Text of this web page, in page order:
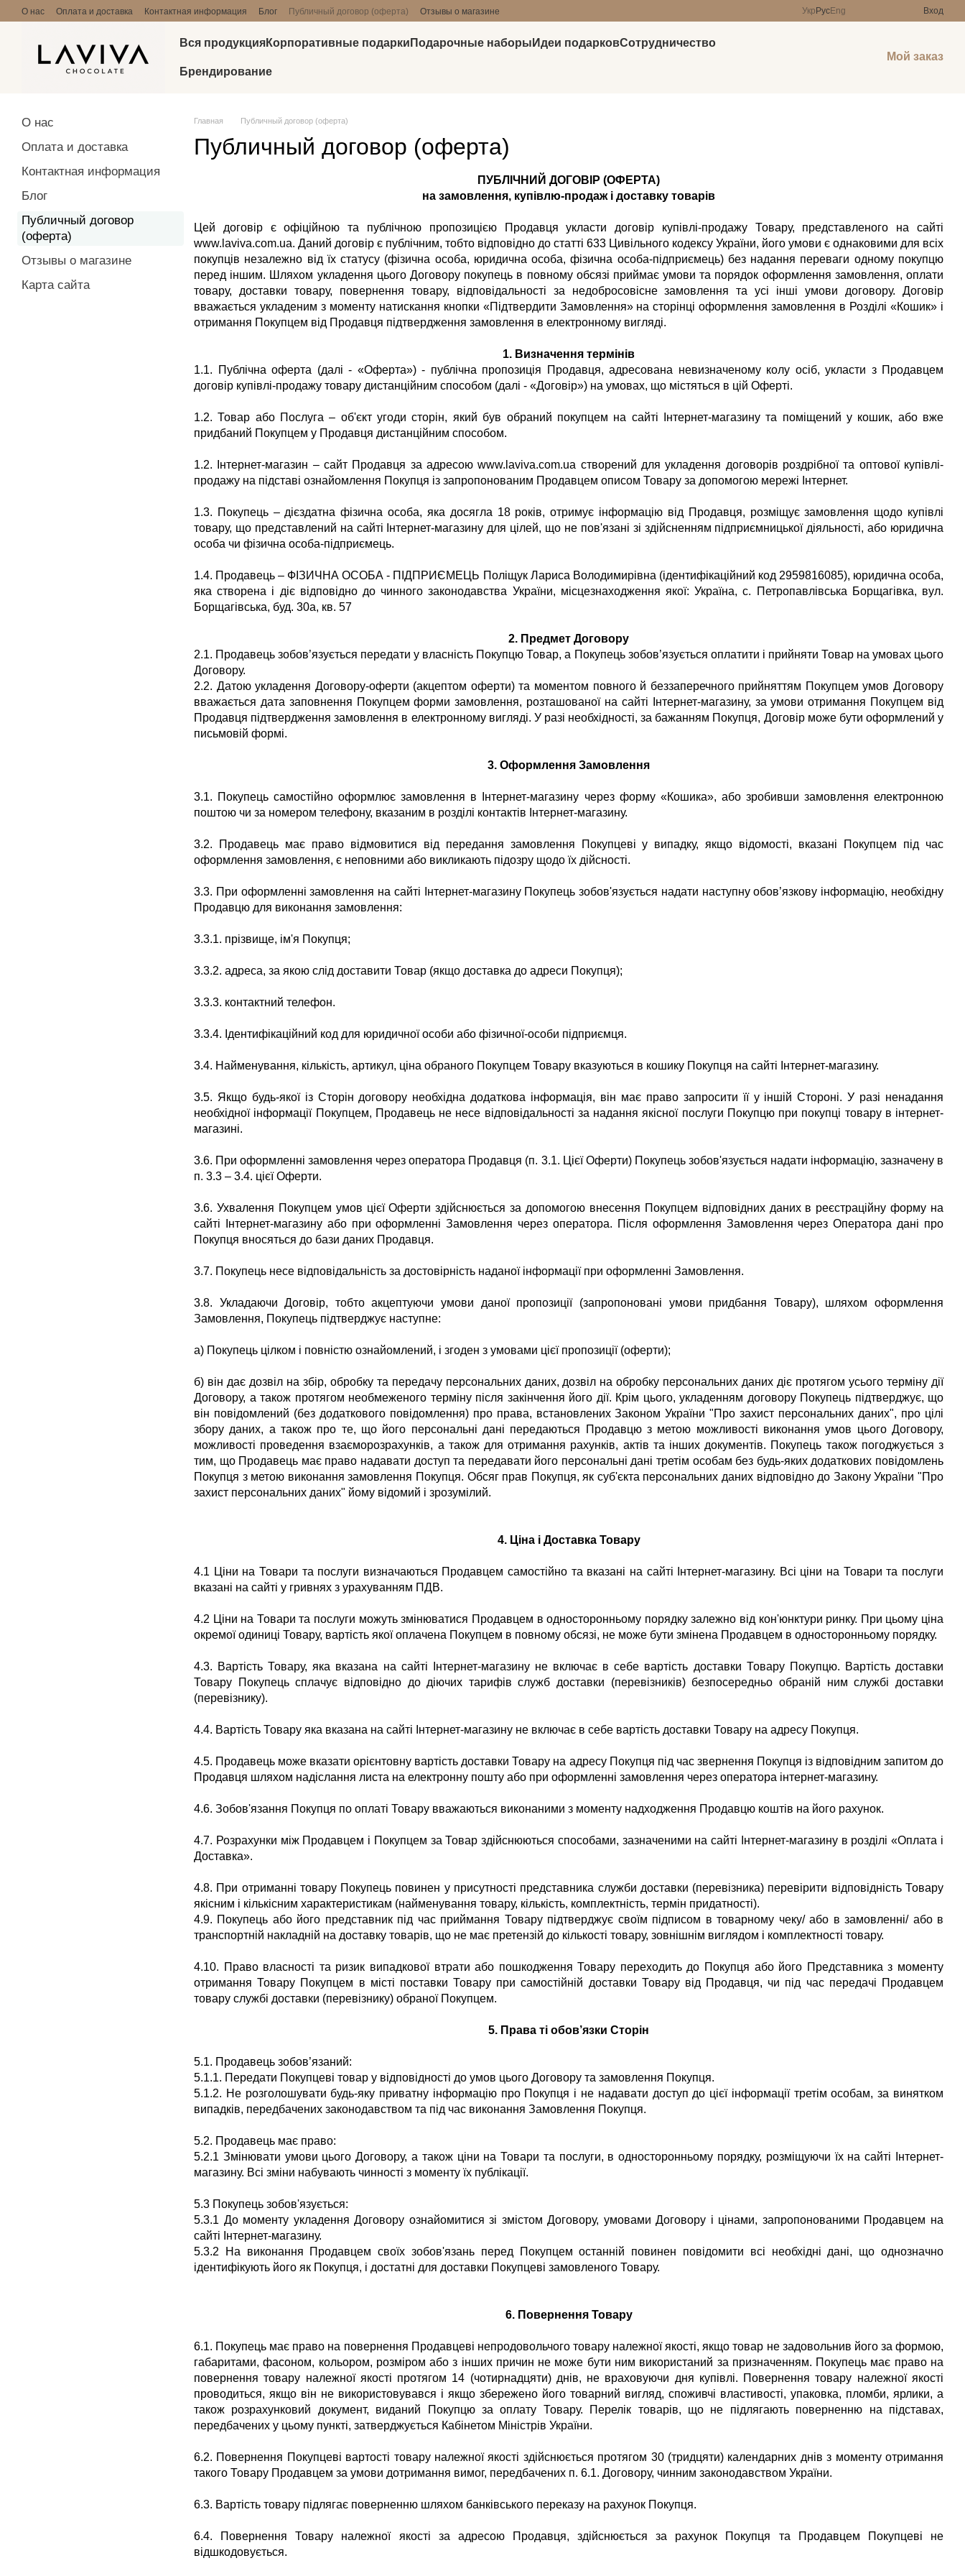
Перейти к основному контенту
О нас Оплата и доставка Контактная информация Блог Публичный договор (оферта) Отзывы о магазине Укр РусEng Вход
Вся продукцияКорпоративные подарки Подарочные наборы Идеи подарковСотрудничество
Брендирование
Мой заказ
Главная Публичный договор (оферта)
Публичный договор (оферта)
ПУБЛІЧНИЙ ДОГОВІР (ОФЕРТА)
на замовлення, купівлю-продаж і доставку товарів
Цей договір є офіційною та публічною пропозицією Продавця укласти договір купівлі-продажу Товару, представленого на сайті
www.laviva.com.ua. Даний договір є публічним, тобто відповідно до статті 633 Цивільного кодексу України, його умови є однаковими для всіх
покупців незалежно від їх статусу (фізична особа, юридична особа, фізична особа-підприємець) без надання переваги одному покупцю
перед іншим. Шляхом укладення цього Договору покупець в повному обсязі приймає умови та порядок оформлення замовлення, оплати
товару, доставки товару, повернення товару, відповідальності за недобросовісне замовлення та усі інші умови договору. Договір
вважається укладеним з моменту натискання кнопки «Підтвердити Замовлення» на сторінці оформлення замовлення в Розділі «Кошик» і
отримання Покупцем від Продавця підтвердження замовлення в електронному вигляді.
1. Визначення термінів
1.1. Публічна оферта (далі - «Оферта») - публічна пропозиція Продавця, адресована невизначеному колу осіб, укласти з Продавцем
договір купівлі-продажу товару дистанційним способом (далі - «Договір») на умовах, що містяться в цій Оферті.
1.2. Товар або Послуга – об'єкт угоди сторін, який був обраний покупцем на сайті Інтернет-магазину та поміщений у кошик, або вже
придбаний Покупцем у Продавця дистанційним способом.
1.2. Інтернет-магазин – сайт Продавця за адресою www. laviva.com.ua створений для укладення договорів роздрібної та оптової купівлі-
продажу на підставі ознайомлення Покупця із запропонованим Продавцем описом Товару за допомогою мережі Інтернет.
1.3. Покупець – дієздатна фізична особа, яка досягла 18 років, отримує інформацію від Продавця, розміщує замовлення щодо купівлі
товару, що представлений на сайті Інтернет-магазину для цілей, що не пов'язані зі здійсненням підприємницької діяльності, або юридична
особа чи фізична особа-підприємець.
1.4. Продавець – ФІЗИЧНА ОСОБА - ПІДПРИЄМЕЦЬ Поліщук Лариса Володимирівна (ідентифікаційний код 2959816085), юридична особа,
яка створена і діє відповідно до чинного законодавства України, місцезнаходження якої: Україна,с. Петропавлівська Борщагівка, вул.
Борщагівська, буд. 30а, кв. 57
2. Предмет Договору
2.1. Продавець зобов’язується передати у власність Покупцю Товар, а Покупець зобов’язується оплатити і прийняти Товар на умовах цього
Договору.
2.2. Датою укладення Договору-оферти (акцептом оферти) та моментом повного й беззаперечного прийняттям Покупцем умов Договору
вважається дата заповнення Покупцем форми замовлення, розташованої на сайті Інтернет-магазину, за умови отримання Покупцем від
Продавця підтвердження замовлення в електронному вигляді. У разі необхідності, за бажанням Покупця, Договір може бути оформлений у
письмовій формі.
3. Оформлення Замовлення
3.1. Покупець самостійно оформлює замовлення в Інтернет-магазину через форму «Кошика», або зробивши замовлення електронною
поштою чи за номером телефону, вказаним в розділі контактів Інтернет-магазину.
3.2. Продавець має право відмовитися від передання замовлення Покупцеві у випадку, якщо відомості, вказані Покупцем під час
оформлення замовлення, є неповними або викликають підозру щодо їх дійсності.
3.3. При оформленні замовлення на сайті Інтернет-магазину Покупець зобов'язується надати наступну обов’язкову інформацію, необхідну
Продавцю для виконання замовлення:
3.3.1. прізвище, ім'я Покупця;
3.3.2. адреса, за якою слід доставити Товар (якщо доставка до адреси Покупця);
3.3.3. контактний телефон.
3.3.4. Ідентифікаційний код для юридичної особи або фізичної-особи підприємця.
3.4. Найменування, кількість, артикул, ціна обраного Покупцем Товару вказуються в кошику Покупця на сайті Інтернет-магазину.
3.5. Якщо будь-якої із Сторін договору необхідна додаткова інформація, він має право запросити її у іншій Стороні. У разі ненадання
необхідної інформації Покупцем, Продавець не несе відповідальності за надання якісної послуги Покупцю при покупці товару в інтернет-
магазині.
3.6. При оформленні замовлення через оператора Продавця (п. 3.1. Цієї Оферти) Покупець зобов'язується надати інформацію, зазначену в
п. 3.3 – 3.4. цієї Оферти.
3.6. Ухвалення Покупцем умов цієї Оферти здійснюється за допомогою внесення Покупцем відповідних даних в реєстраційну форму на
сайті
Інтернет-магазину або при оформленні Замовлення через оператора. Після оформлення Замовлення через Оператора дані про
Покупця вносяться до бази даних Продавця.
3.7. Покупець несе відповідальність за достовірність наданої інформації при оформленні Замовлення.
3.8. Укладаючи Договір, тобто акцептуючи умови даної пропозиції (запропоновані умови придбання Товару), шляхом оформлення
Замовлення, Покупець підтверджує наступне:
а) Покупець цілком і повністю ознайомлений, і згоден з умовами цієї пропозиції (оферти);
б) він дає дозвіл на збір, обробку та передачу персональних даних, дозвіл на обробку персональних даних діє протягом усього терміну дії
Договору, а також протягом необмеженого терміну після закінчення його дії. Крім цього, укладенням договору Покупець підтверджує, що
він повідомлений (без додаткового повідомлення) про права, встановлених Законом України "Про захист персональних даних", про цілі
збору даних, а також про те, що його персональні дані передаються Продавцю з метою можливості виконання умов цього Договору,
можливості проведення взаєморозрахунків, а також для отримання рахунків, актів та інших документів. Покупець також погоджується з
тим, що Продавець має право надавати доступ та передавати його персональні дані третім особам без будь-яких додаткових повідомлень
Покупця з метою виконання замовлення Покупця. Обсяг прав Покупця, як суб'єкта персональних даних відповідно до Закону України "Про
захист персональних даних" йому відомий і зрозумілий.
4. Ціна і Доставка Товару
4.1 Ціни на Товари та послуги визначаються Продавцем самостійно та вказані на сайті Інтернет-магазину. Всі ціни на Товари та послуги
вказані на сайті у гривнях з урахуванням ПДВ.
4.2 Ціни на Товари та послуги можуть змінюватися Продавцем в односторонньому порядку залежно від кон'юнктури ринку. При цьому ціна
окремої одиниці Товару, вартість якої оплачена Покупцем в повному обсязі, не може бути змінена Продавцем в односторонньому порядку.
4.3. Вартість Товару, яка вказана на сайті Інтернет-магазину не включає в себе вартість доставки Товару Покупцю. Вартість доставки
Товару Покупець сплачує відповідно до діючих тарифів служб доставки (перевізників) безпосередньо обраній ним службі доставки
(перевізнику).
4.4. Вартість Товару яка вказана на сайті Інтернет-магазину не включає в себе вартість доставки Товару на адресу Покупця.
4.5. Продавець може вказати орієнтовну вартість доставки Товару на адресу Покупця під час звернення Покупця із відповідним запитом до
Продавця шляхом надіслання листа на електронну пошту або при оформленні замовлення через оператора інтернет-магазину.
4.6. Зобов'язання Покупця по оплаті Товару вважаються виконаними з моменту надходження Продавцю коштів на його рахунок.
4.7. Розрахунки між Продавцем і Покупцем за Товар здійснюються способами, зазначеними на сайті Інтернет-магазину в розділі «Оплата і
Доставка».
4.8. При отриманні товару Покупець повинен у присутності представника служби доставки (перевізника) перевірити відповідність Товару
якісним і кількісним характеристикам (найменування товару, кількість, комплектність, термін придатності).
4.9. Покупець або його представник під час приймання Товару підтверджує своїм підписом в товарному чеку/ або в замовленні/ або в
транспортній накладній на доставку товарів, що не має претензій до кількості товару, зовнішнім виглядом і комплектності товару.
4.10. Право власності та ризик випадкової втрати або пошкодження Товару переходить до Покупця або його Представника з моменту
отримання Товару Покупцем в місті поставки Товару при самостійній доставки Товару від Продавця, чи під час передачі Продавцем
товару службі доставки (перевізнику) обраної Покупцем.
5. Права ті обов’язки Сторін
5.1. Продавець зобов’язаний:
5.1.1. Передати Покупцеві товар у відповідності до умов цього Договору та замовлення Покупця.
5.1.2. Не розголошувати будь-яку приватну інформацію про Покупця і не надавати доступ до цієї інформації третім особам, за винятком
випадків, передбачених законодавством та під час виконання Замовлення Покупця.
5.2. Продавець має право:
5.2.1 Змінювати умови цього Договору, а також ціни на Товари та послуги, в односторонньому порядку, розміщуючи їх на сайті Інтернет-
магазину. Всі зміни набувають чинності з моменту їх публікації.
5.3 Покупець зобов'язується:
5.3.1 До моменту укладення Договору ознайомитися зі змістом Договору, умовами Договору і цінами, запропонованими Продавцем на
сайті Інтернет-магазину.
5.3.2 На виконання Продавцем своїх зобов'язань перед Покупцем останній повинен повідомити всі необхідні дані, що однозначно
ідентифікують його як Покупця, і достатні для доставки Покупцеві замовленого Товару.
6. Повернення Товару
6.1. Покупець має право на повернення Продавцеві непродовольчого товару належної якості, якщо товар не задовольнив його за формою,
габаритами, фасоном, кольором, розміром або з інших причин не може бути ним використаний за призначенням. Покупець має право на
повернення товару належної якості протягом 14 (чотирнадцяти) днів, не враховуючи дня купівлі. Повернення товару належної якості
проводиться, якщо він не використовувався і якщо збережено його товарний вигляд, споживчі властивості, упаковка, пломби, ярлики, а
також розрахунковий документ, виданий Покупцю за оплату Товару. Перелік товарів, що не підлягають поверненню на підставах,
передбачених у цьому пункті, затверджується Кабінетом Міністрів України.
6.2. Повернення Покупцеві вартості товару належної якості здійснюється протягом 30 (тридцяти) календарних днів з моменту отримання
такого Товару Продавцем за умови дотримання вимог, передбачених п. 6.1. Договору, чинним законодавством України.
6.3. Вартість товару підлягає поверненню шляхом банківського переказу на рахунок Покупця.
6.4. Повернення Товару належної якості за адресою Продавця, здійснюється за рахунок Покупця та Продавцем Покупцеві не
відшкодовується.
О нас
Оплата и доставка
Контактная информация
Блог
Публичный договор
(оферта)
Отзывы о магазине
Карта сайта